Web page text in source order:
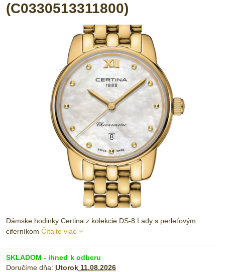
(C0330513311800)
Dámske hodinky Certina z kolekcie DS-8 Lady s perleťovým
ciferníkom Čítajte viac
SKLADOM - ihneď k odberu
Doručíme dňa: Utorok 11.08.2026